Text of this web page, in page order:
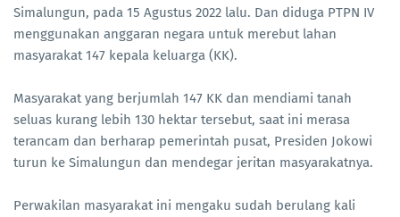
Simalungun, pada 15 Agustus 2022 lalu. Dan diduga PTPN IV
menggunakan anggaran negara untuk merebut lahan
masyarakat 147 kepala keluarga (KK).
Masyarakat yang berjumlah 147 KK dan mendiami tanah
seluas kurang lebih 130 hektar tersebut, saat ini merasa
terancam dan berharap pemerintah pusat, Presiden Jokowi
turun ke Simalungun dan mendegar jeritan masyarakatnya.
Perwakilan masyarakat ini mengaku sudah berulang kali